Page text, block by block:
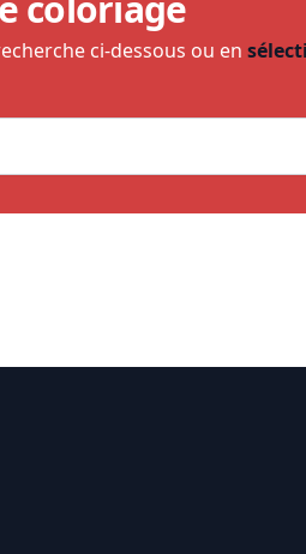
ci-dessous ou en